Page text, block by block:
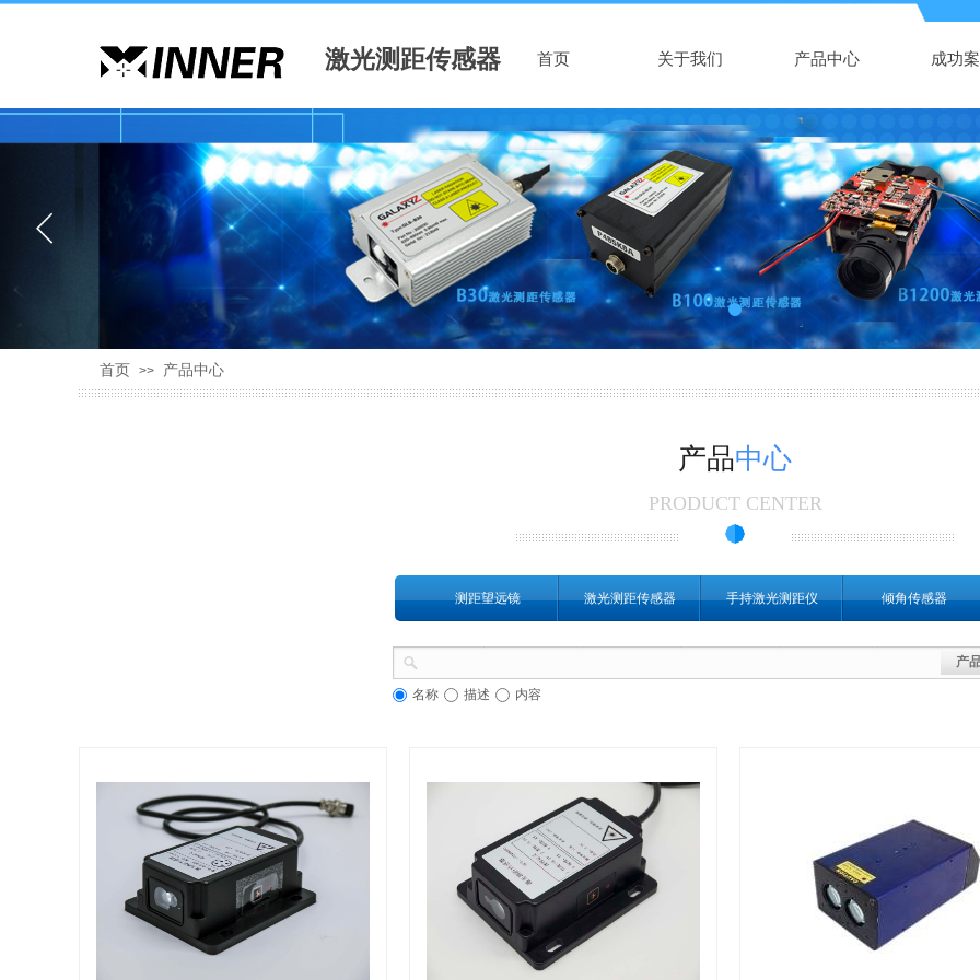
激光测距传感器 首页 关于我们 产品中心 成功
首页 >> 产品中心
产品中心
PRODUCT CENTER
测距望远镜 激光测距传感器 手持激光测距仪 倾角传感器
产
名称 描述 内容